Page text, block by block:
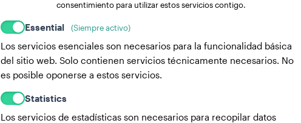
consentimiento para utilizar estos servicios contigo.
Essential (Siempre activo)
Los servicios esenciales son necesarios para la funcionalidad básica
del sitio web. Solo contienen servicios técnicamente necesarios. No
es posible oponerse a estos servicios.
Statistics
Los servicios de estadísticas son necesarios para recopilar datos